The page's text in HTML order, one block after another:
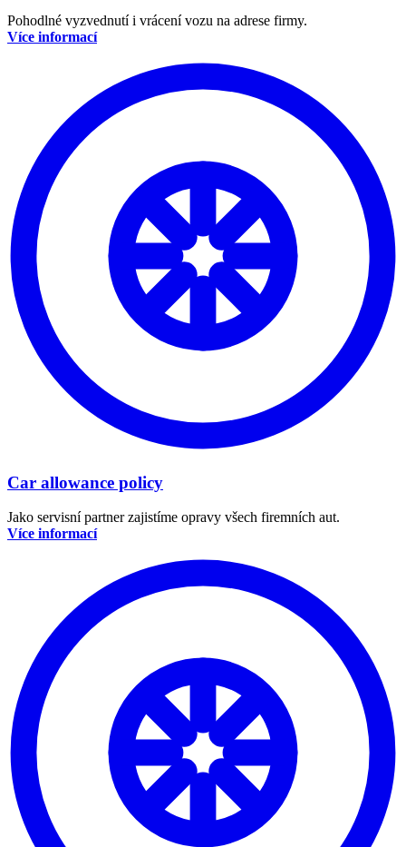
Pohodlné vyzvednutí i vrácení vozu na adrese firmy.
Více informací
Car allowance policy
Jako servisní partner zajistíme opravy všech firemních aut.
Více informací